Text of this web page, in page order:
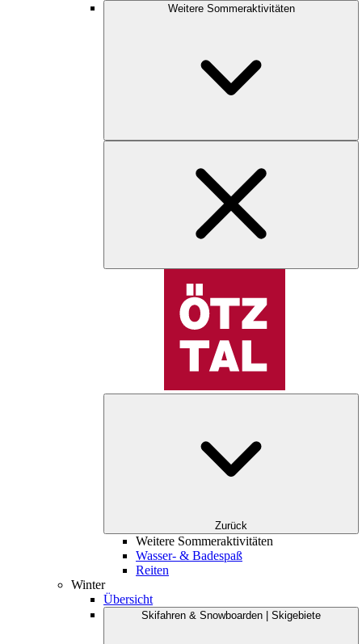
Weitere Sommeraktivitäten
Zurück
Weitere Sommeraktivitäten
Wasser- & Badespaß
Reiten
Winter
Übersicht
Skifahren & Snowboarden | Skigebiete